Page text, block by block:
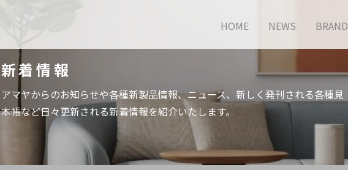
HOME NEWS BRAND
新着情報
アマヤからのお知らせや各種新製品情報、ニュース、新しく発刊される各種見
本帳など日々更新される新着情報を紹介いたします。